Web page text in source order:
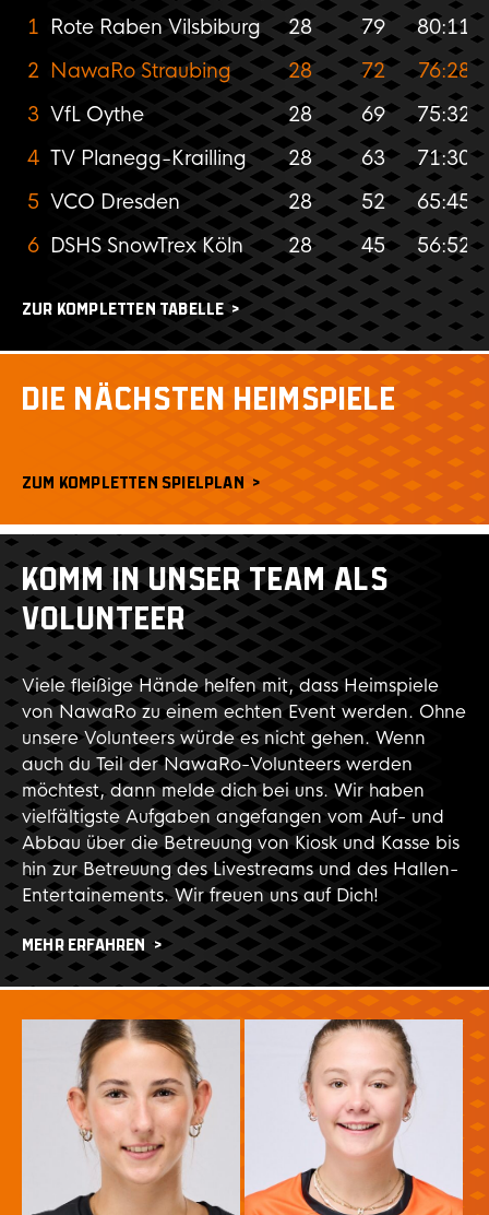
1 Rote Raben Vilsbiburg 28 79
80:11
2 NawaRo Straubing 28 72
76:28
3 VfL Oythe 28 69
75:32
4 TV Planegg-Krailling 28 63
71:30
5 VCO Dresden 28 52
65:45
6 DSHS SnowTrex Köln 28 45 56:52
ZUR KOMPLETTEN TABELLE
DIE NÄCHSTEN HEIMSPIELE
ZUM KOMPLETTEN SPIELPLAN
KOMM IN UNSER TEAM ALS
VOLUNTEER
Viele fleißige Hände helfen mit, dass Heimspiele
von NawaRo zu einem echten Event werden. Ohne
unsere Volunteers würde es nicht gehen. Wenn
auch du Teil der NawaRo-Volunteers werden
möchtest, dann melde dich bei uns. Wir haben
vielfältigste Aufgaben angefangen vom Auf- und
Abbau über die Betreuung von Kiosk und Kasse bis
hin zur Betreuung des Livestreams und des Hallen-
Entertainements. Wir freuen uns auf Dich!
MEHR ERFAHREN